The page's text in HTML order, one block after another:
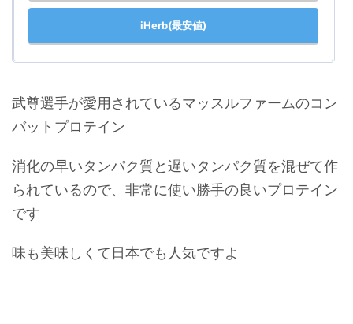
iHerb(最安値)
武尊選手が愛用されているマッスルファームのコン
バットプロテイン
消化の早いタンパク質と遅いタンパク質を混ぜて作
られているので、非常に使い勝手の良いプロテイン
です
味も美味しくて日本でも人気ですよ